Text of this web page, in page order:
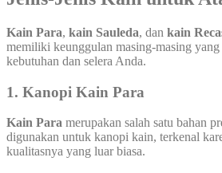
Kain Para, kain Sauleda, dan kain
memiliki keunggulan masing-masing yang
kebutuhan dan selera Anda.
1. Kanopi Kain Para
Kain Para merupakan salah satu bahan
digunakan untuk kanopi kain, terkenal
kualitasnya yang luar biasa.